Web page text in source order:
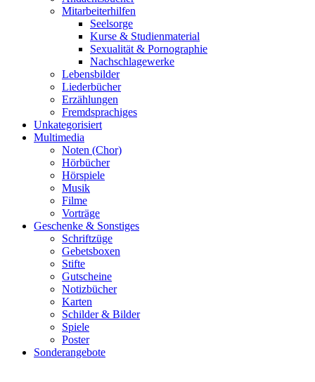
Mitarbeiterhilfen
Seelsorge
Kurse & Studienmaterial
Sexualität & Pornographie
Nachschlagewerke
Lebensbilder
Liederbücher
Erzählungen
Fremdsprachiges
Unkategorisiert
Multimedia
Noten (Chor)
Hörbücher
Hörspiele
Musik
Filme
Vorträge
Geschenke & Sonstiges
Schriftzüge
Gebetsboxen
Stifte
Gutscheine
Notizbücher
Karten
Schilder & Bilder
Spiele
Poster
Sonderangebote